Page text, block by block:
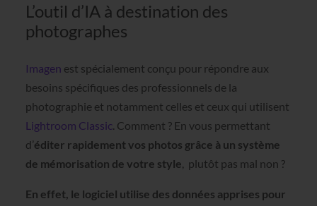
L’outil d’IA à destination des
photographes
Imagen est spécialement conçu pour répondre aux
besoins spécifiques des professionnels de la
photographie et notamment celles et ceux qui utilisent
Lightroom Classic. Comment ? En vous permettant
d’éditer rapidement vos photos grâce à un système
de mémorisation de votre style, plutôt pas mal non ?
En effet, le logiciel utilise des données apprises pour